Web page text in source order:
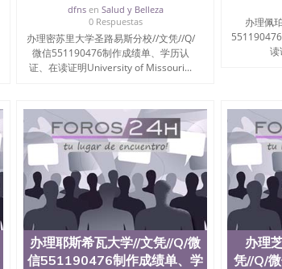
dfnsen Salud y Belleza
0 Respuestas
办理密苏里大学圣路易斯分校//文凭//Q/
微信551190476制作成绩单、学历认
证、在读证明University of Missouri...
办理佩
读
办理耶斯希瓦大学//文凭//Q/微
信551190476制作成绩单、学
办理
凭//Q/